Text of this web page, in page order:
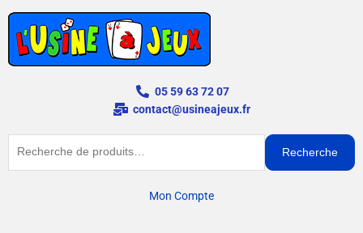
contenu
05 59 63 72 07
contact@usineajeux.fr
Recherche
Mon Compte